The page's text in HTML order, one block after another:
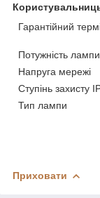
Гарантійний
Потужність
Напруга мережі
Ступінь захисту
Тип лампи
Приховати